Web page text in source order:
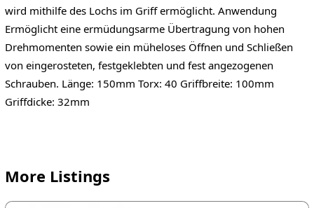
wird mithilfe des Lochs im Griff ermöglicht. Anwendung
Ermöglicht eine ermüdungsarme Übertragung von hohen
Drehmomenten sowie ein müheloses Öffnen und Schließen
von eingerosteten, festgeklebten und fest angezogenen
Schrauben. Länge: 150mm Torx: 40 Griffbreite: 100mm
Griffdicke: 32mm
More Listings